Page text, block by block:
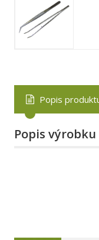
Popis
Popis výrobku